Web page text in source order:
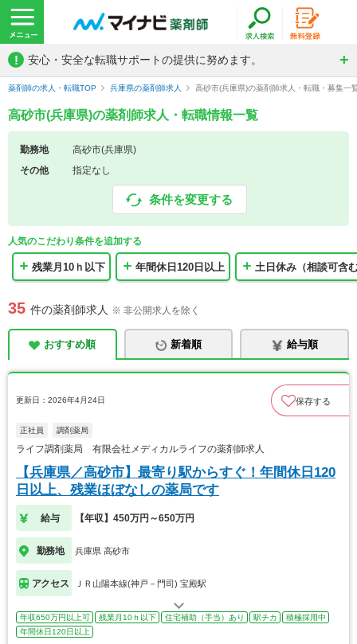
! 安心・安全な転職サポートの提供に努めます。
薬剤師の求人・転職TOP 兵庫県の薬剤師求人 高砂市(兵庫県)の薬剤師求人・転職・募集一
高砂市(兵庫県)の薬剤師求人・転職情報一覧
勤務地
高砂市(兵庫県)
その他
指定なし
条件を変更する
人気のこだわり条件を追加する
残業月10ｈ以下 年間休日120日以上 土日休み（相談可含
35 件の薬剤師求人 ※ 非公開求人を除く
おすすめ順 新着順 給与順
更新日：2026年4月24日 保存する
正社員 調剤薬局
ライフ調剤薬局 有限会社メディカルライフの薬剤師求人
【兵庫県／高砂市】最寄り駅からすぐ！年間休日120
日以上、残業ほぼなしの薬局です
給与 【年収】450万円～650万円
勤務地 兵庫県 高砂市
アクセス ＪＲ山陽本線(神戸－門司) 宝殿駅
年収650万円以上可 残業月10ｈ以下 住宅補助（手当）あり 駅チカ
積極採用中
年間休日120日以上